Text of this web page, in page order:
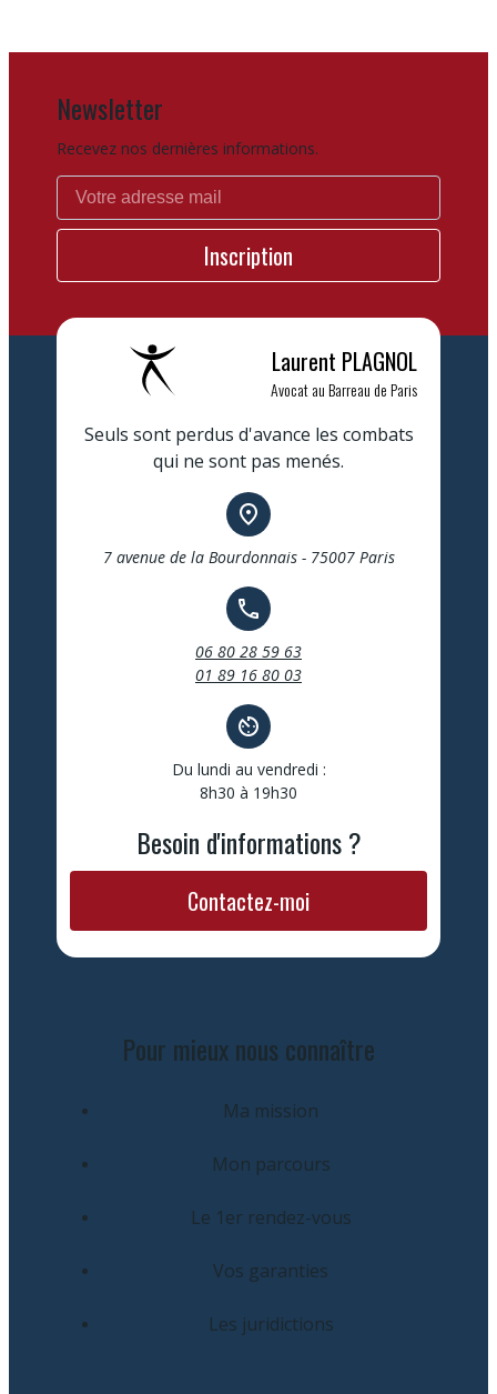
Newsletter
Recevez nos dernières informations.
Laurent PLAGNOL
Avocat au Barreau de Paris
Seuls sont perdus d'avance les combats
qui ne sont pas menés.
place
7 avenue de la Bourdonnais - 75007 Paris
call
06 80 28 59 63
01 89 16 80 03
av_timer
Du lundi au vendredi :
8h30 à 19h30
Besoin d'informations ?
Contactez-moi
Pour mieux nous connaître
Ma mission
Mon parcours
Le 1er rendez-vous
Vos garanties
Les juridictions